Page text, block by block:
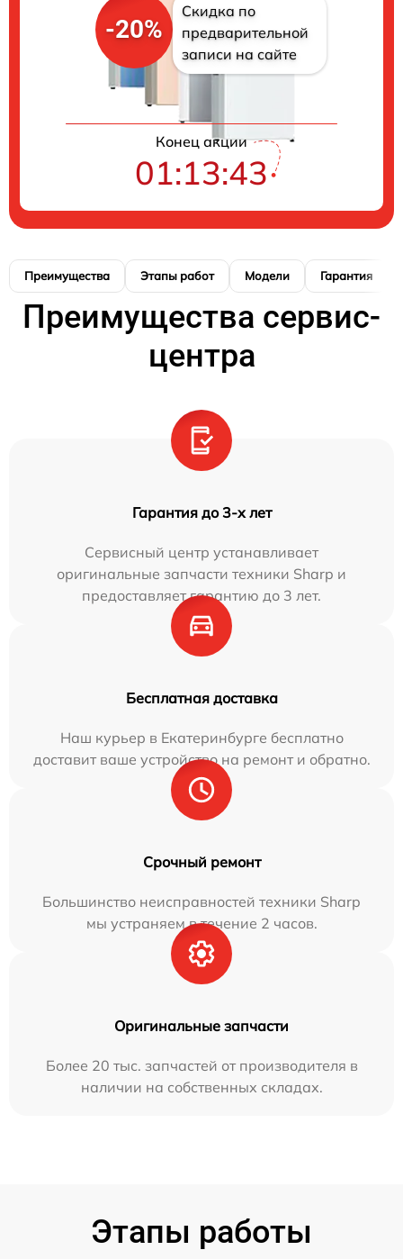
-20%
Скидка по
предварительной
записи на сайте
Конец акции
01:13:42
Преимущества Этапы работ Модели Гарантия
Преимущества сервис-
центра
Гарантия до 3-х лет
Сервисный центр устанавливает
оригинальные запчасти техники Sharp и
предоставляет гарантию до 3 лет.
Бесплатная доставка
Наш курьер в Екатеринбурге бесплатно
доставит ваше устройство на ремонт и обратно.
Срочный ремонт
Большинство неисправностей техники Sharp
мы устраняем в течение 2 часов.
Оригинальные запчасти
Более 20 тыс. запчастей от производителя в
наличии на собственных складах.
Этапы работы